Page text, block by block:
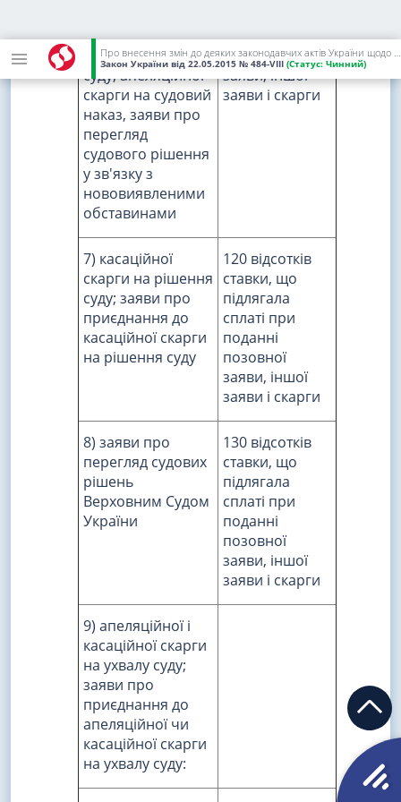
Про внесення змін до деяких законодавчих актів України щодо сплати судового збору
Закон України від 22.05.2015 № 484-VIII (Статус: Чинний)
апеляційної
скарги на рішення
суду; апеляційної
скарги на судовий
наказ, заяви про
перегляд
судового рішення
у зв'язку з
нововиявленими
обставинами
поданні
позовної
заяви, іншої
заяви і скарги
7) касаційної
скарги на рішення
суду; заяви про
приєднання до
касаційної скарги
на рішення суду
120 відсотків
ставки, що
підлягала
сплаті при
поданні
позовної
заяви, іншої
заяви і скарги
8) заяви про
перегляд судових
рішень
Верховним Судом
України
130 відсотків
ставки, що
підлягала
сплаті при
поданні
позовної
заяви, іншої
заяви і скарги
9) апеляційної і
касаційної скарги
на ухвалу суду;
заяви про
приєднання до
апеляційної чи
касаційної скарги
на ухвалу суду: